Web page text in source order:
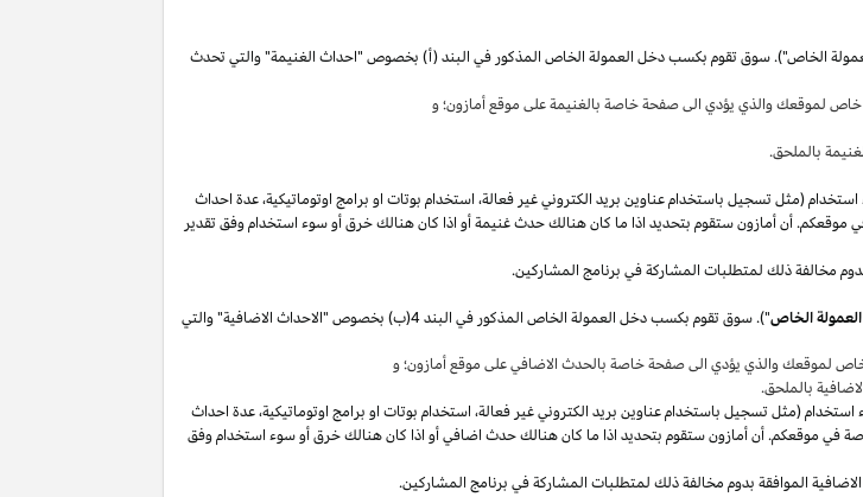
الخاص"). سوق تقوم بكسب دخل العمولة الخاص المذكور في البند (أ) بخصوص "احداث الغنيمة" والتي تحدث
لموقعك والذي يؤدي الى صفحة خاصة بالغنيمة على موقع أمازون؛ و
بالملحق.
(مثل تسجيل باستخدام عناوين بريد الكتروني غير فعالة، استخدام بوتات او برامج اوتوماتيكية،عدة احداث
موقعكم. أن أمازون ستقوم بتحديد اذا ما كان هنالك حدث غنيمة أو اذا كان هنالك خرق أو سوء استخدام وفق تقدير
مخالفة ذلك لمتطلبات المشاركة في برنامج المشاركين.
الخاص
"). سوق تقوم بكسب دخل العمولة الخاص المذكور في البند 4(ب) بخصوص "الاحداث الاضافية" والتي
لموقعك والذي يؤدي الى صفحة خاصة بالحدث الاضافي على موقع أمازون؛ و
بالملحق.
(مثل تسجيل باستخدام عناوين بريد الكتروني غيرفعالة، استخدام بوتات او برامج اوتوماتيكية،عدة احداث
في موقعكم. أن أمازون ستقوم بتحديد اذا ما كان هنالك حدث اضافي أو اذا كان هنالك خرق أو سوء استخدام وفق
الموافقة بدوم مخالفة ذلك لمتطلبات المشاركة في برنامج المشاركين.